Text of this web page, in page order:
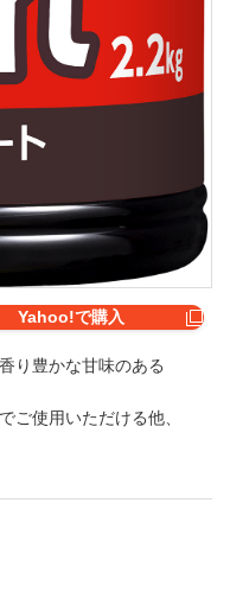
Yahoo!で購入
り豊かな甘味のある
ご使用いただける他、